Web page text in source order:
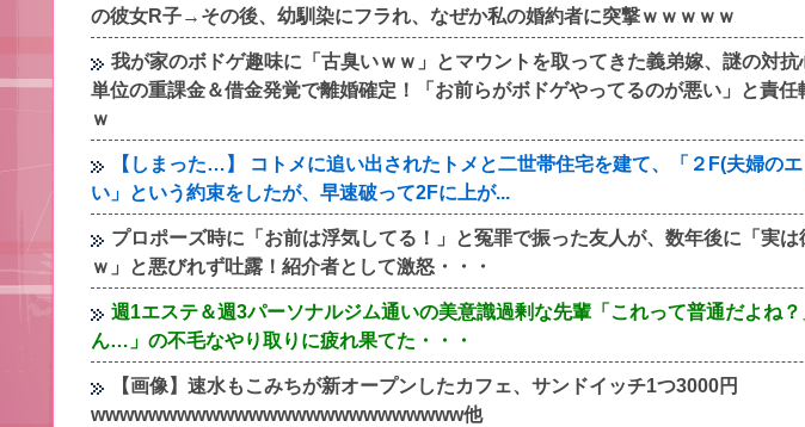
の彼女R子→その後、幼馴染にフラれ、なぜか私の婚約者に突撃ｗｗｗｗｗ
我が家のボドゲ趣味に「古臭いｗｗ」とマウントを取ってきた義弟嫁、謎の対
単位の重課金＆借金発覚で離婚確定！「お前らがボドゲやってるのが悪い」と責任
ｗ
【しまった…】 コトメに追い出されたトメと二世帯住宅を建て、「２F(夫婦の
い」という約束をしたが、早速破って2Fに上が...
プロポーズ時に「お前は浮気してる！」と冤罪で振った友人が、数年後に「実
ｗ」と悪びれず吐露！紹介者として激怒・・・
週1エステ＆週3パーソナルジム通いの美意識過剰な先輩「これって普通だよね
ん…」の不毛なやり取りに疲れ果てた・・・
【画像】速水もこみちが新オープンしたカフェ、サンドイッチ1つ3000円
wwwwwwwwwwwwwwwwwwwwwwwwww他